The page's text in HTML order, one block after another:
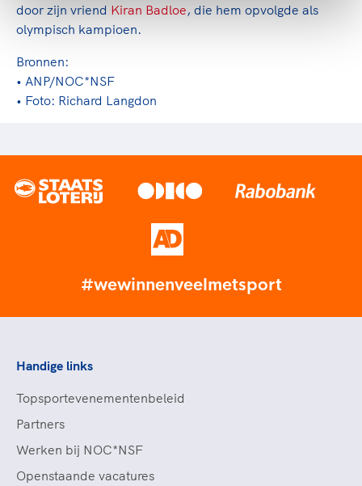
door zijn vriend Kiran Badloe, die hem opvolgde als
olympisch kampioen.
Bronnen:
• ANP/NOC*NSF
• Foto: Richard Langdon
#wewinnenveelmetsport
Handige links
Topsportevenementenbeleid
Partners
Werken bij NOC*NSF
Openstaande vacatures